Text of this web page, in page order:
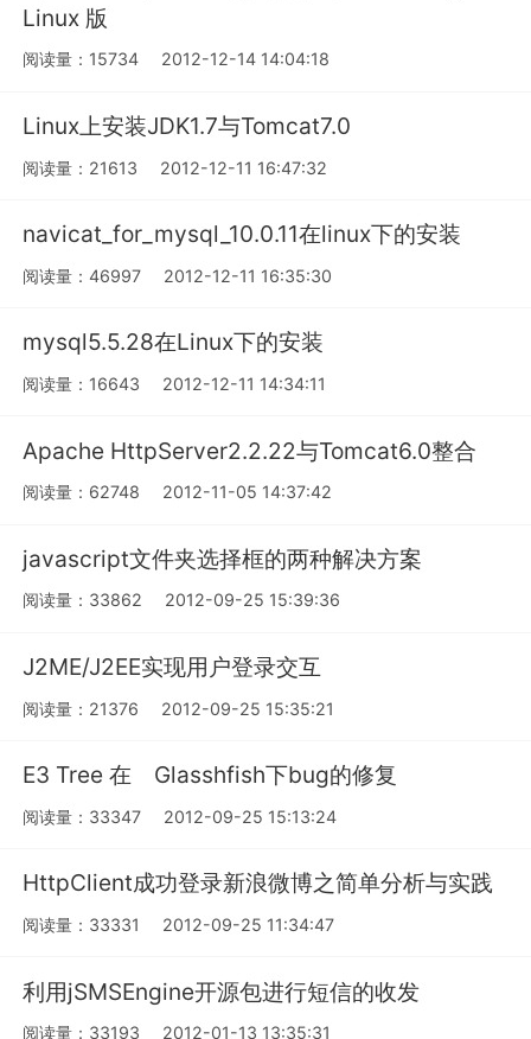
Linux 版
阅读量：15734 2012-12-14 14:04:18
Linux上安装JDK1.7与Tomcat7.0
阅读量：21613 2012-12-11 16:47:32
navicat_for_mysql_10.0.11在linux下的安装
阅读量：46997 2012-12-11 16:35:30
mysql5.5.28在Linux下的安装
阅读量：16643 2012-12-11 14:34:11
Apache HttpServer2.2.22与Tomcat6.0整合
阅读量：62748 2012-11-05 14:37:42
javascript文件夹选择框的两种解决方案
阅读量：33862 2012-09-25 15:39:36
J2ME/J2EE实现用户登录交互
阅读量：21376 2012-09-25 15:35:21
E3 Tree 在 Glasshfish下bug的修复
阅读量：33347 2012-09-25 15:13:24
HttpClient成功登录新浪微博之简单分析与实践
阅读量：33331 2012-09-25 11:34:47
利用jSMSEngine开源包进行短信的收发
阅读量：33193 2012-01-13 13:35:31